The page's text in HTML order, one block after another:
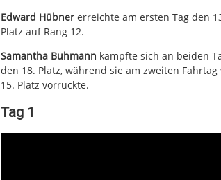
Edward Hübner erreichte am ersten Tag den
Platz auf Rang 12.
Samantha Buhmann kämpfte sich an beiden
den 18. Platz, während sie am zweiten
15. Platz vorrückte.
Tag 1